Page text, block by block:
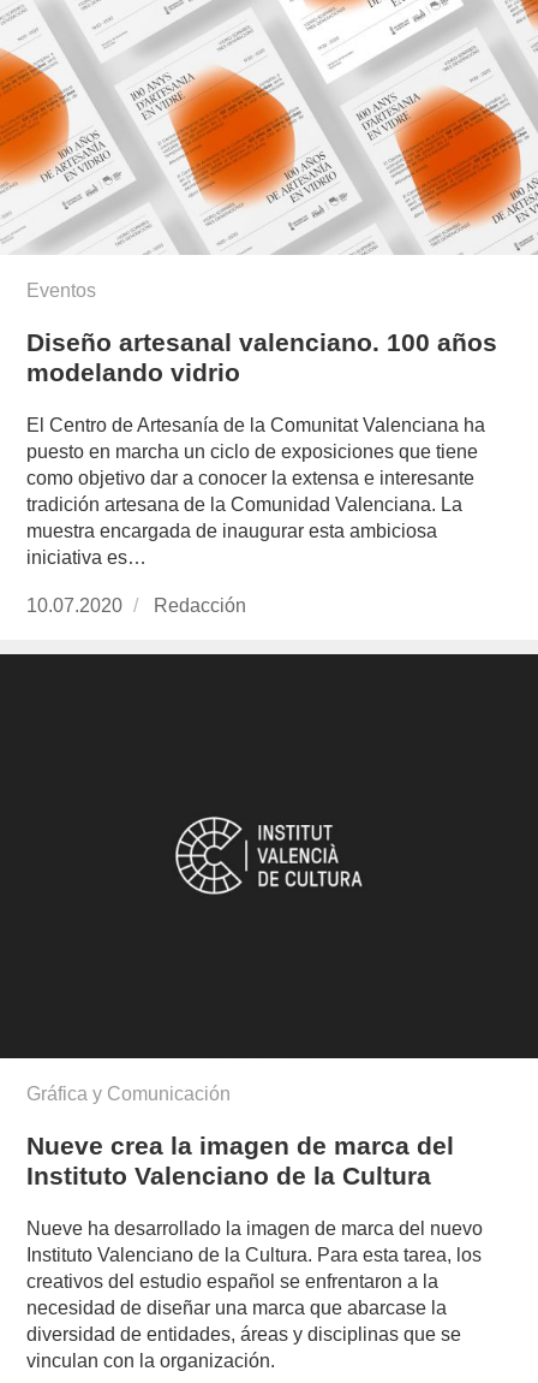
Eventos
Diseño artesanal valenciano. 100 años
modelando vidrio
El Centro de Artesanía de la Comunitat Valenciana ha
puesto en marcha un ciclo de exposiciones que tiene
como objetivo dar a conocer la extensa e interesante
tradición artesana de la Comunidad Valenciana. La
muestra encargada de inaugurar esta ambiciosa
iniciativa es…
Publicado
10.07.2020 https://www.experimenta.es/author/redaccion/
Redacción
Gráfica y Comunicación
Nueve crea la imagen de marca del
Instituto Valenciano de la Cultura
Nueve ha desarrollado la imagen de marca del nuevo
Instituto Valenciano de la Cultura. Para esta tarea, los
creativos del estudio español se enfrentaron a la
necesidad de diseñar una marca que abarcase la
diversidad de entidades, áreas y disciplinas que se
vinculan con la organización.